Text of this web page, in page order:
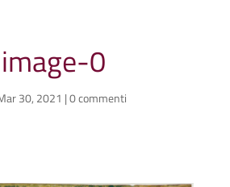
0
30, 2021 |0 commenti